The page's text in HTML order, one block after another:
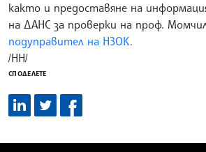
както и предоставяне на
на ДАНС за проверки на проф.
подуправител на НЗОК.
/НН/
СПОДЕЛЕТЕ